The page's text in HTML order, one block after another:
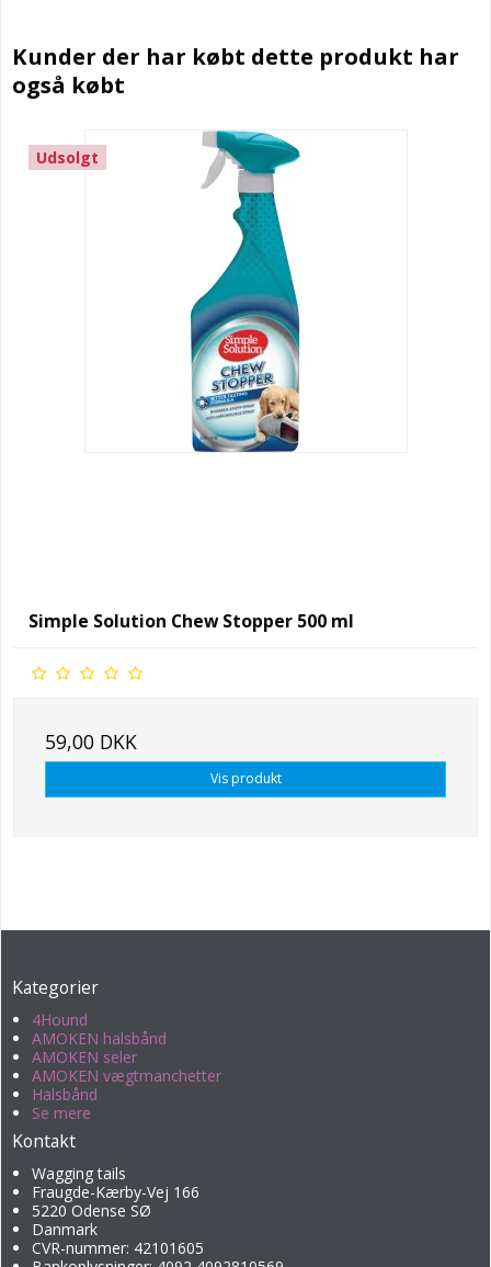
Kunder der har købt dette produkt har
også købt
Udsolgt
Simple Solution Chew Stopper 500 ml
59,00 DKK
Vis produkt
Kategorier
4Hound
AMOKEN halsbånd
AMOKEN seler
AMOKEN vægtmanchetter
Halsbånd
Se mere
Kontakt
Wagging tails
Fraugde-Kærby-Vej 166
5220 Odense SØ
Danmark
CVR-nummer: 42101605